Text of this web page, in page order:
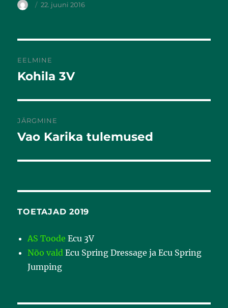
22. juuni 2016
EELMINE
Eelmine
Kohila 3V
JÄRGMINE
Järgmine
Vao Karika tulemused
TOETAJAD 2019
AS Toode Ecu 3V
Nõo vald Ecu Spring Dressage ja Ecu Spring
Jumping